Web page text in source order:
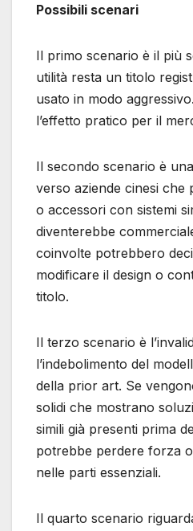
Possibili scenari
Il primo scenario è il più
utilità resta un titolo
usato in modo
l’effetto pratico per il
Il secondo scenario è
verso aziende cinesi che
o accessori con sistemi
diventerebbe
coinvolte potrebbero
modificare il design o
titolo.
Il terzo scenario è
l’indebolimento del
della prior art. Se
solidi che mostrano
simili già presenti prima
potrebbe perdere forza
nelle parti essenziali.
Il quarto scenario